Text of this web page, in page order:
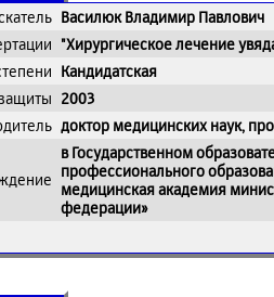
Василюк Владимир Павлович
"Хирургическое лечение
Кандидатская
2003
доктор медицинских наук,
в Государственном
профессионального
медицинская академия
федерации»